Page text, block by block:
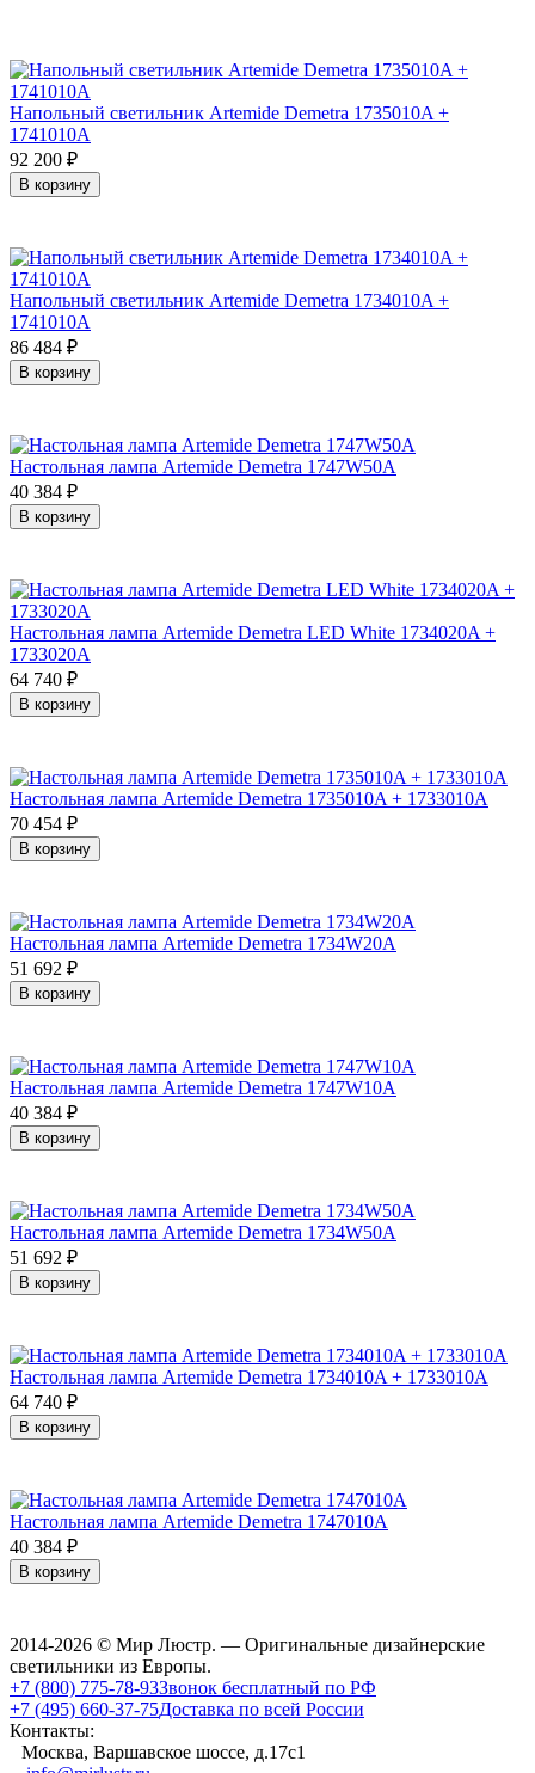
Напольный светильник Artemide Demetra 1735010A +
1741010A
92 200 ₽
В корзину
Напольный светильник Artemide Demetra 1734010A +
1741010A
86 484 ₽
В корзину
Настольная лампа Artemide Demetra 1747W50A
40 384 ₽
В корзину
Настольная лампа Artemide Demetra LED White 1734020A +
1733020A
64 740 ₽
В корзину
Настольная лампа Artemide Demetra 1735010A + 1733010A
70 454 ₽
В корзину
Настольная лампа Artemide Demetra 1734W20A
51 692 ₽
В корзину
Настольная лампа Artemide Demetra 1747W10A
40 384 ₽
В корзину
Настольная лампа Artemide Demetra 1734W50A
51 692 ₽
В корзину
Настольная лампа Artemide Demetra 1734010A + 1733010A
64 740 ₽
В корзину
Настольная лампа Artemide Demetra 1747010A
40 384 ₽
В корзину
2014-2026 © Мир Люстр. — Оригинальные дизайнерские
светильники из Европы.
+7 (800) 775-78-93Звонок бесплатный по РФ
+7 (495) 660-37-75Доставка по всей России
Контакты:
Москва, Варшавское шоссе, д.17c1